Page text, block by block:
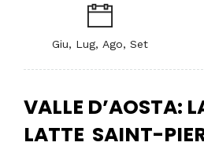
Giu, Lug, Ago, Set
VALLE D’AOSTA:
LATTE SAINT-